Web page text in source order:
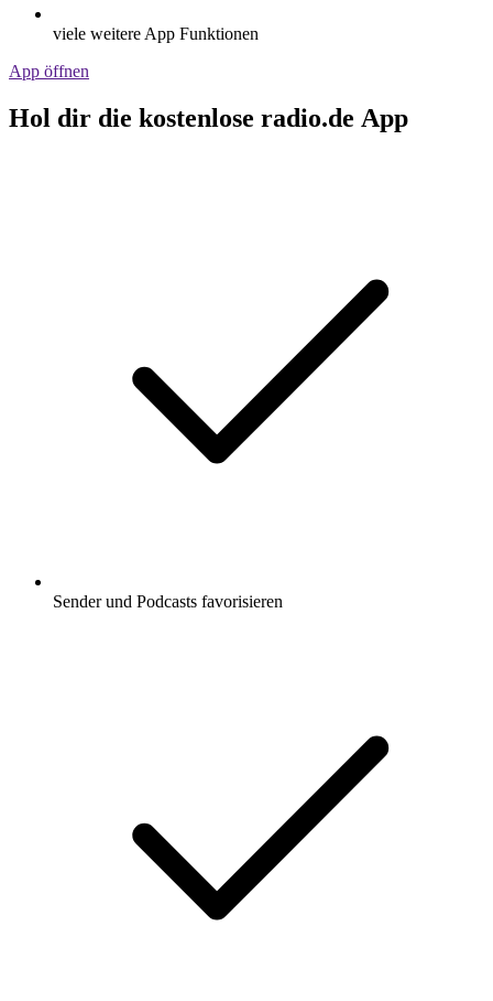
viele weitere App Funktionen
App öffnen
Hol dir die kostenlose radio.de App
Sender und Podcasts favorisieren